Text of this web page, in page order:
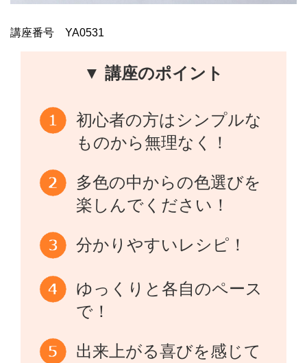
講座番号 YA0531
▼ 講座のポイント
初心者の方はシンプルな
ものから無理なく！
多色の中からの色選びを
楽しんでください！
分かりやすいレシピ！
ゆっくりと各自のペース
で！
出来上がる喜びを感じて